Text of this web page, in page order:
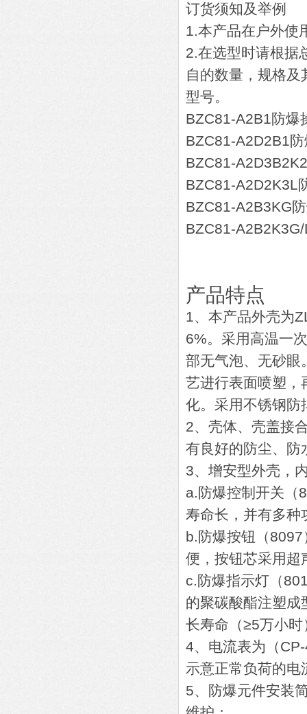
订货须知及举例
1.本产品在户外使
2.在选型时请根据
自的数量，规格
型号。
BZC81-A2B1防爆
BZC81-A2D2B1
BZC81-
BZC81-A2D2K3L
BZC81-A2B3KG
BZC81-
产品特点
1、本产品外壳为
6%。采用高温一
部无气泡、无砂眼
艺进行表面喷塑，
化。采用不锈钢防
2、壳体、壳盖接
有良好的防尘、防
3、增安型外壳，
a.防爆控制开关（
寿命长，并有多种
b.防爆按钮（
便，按钮芯采用超
c.防爆指示灯（
的聚碳酸酯注塑成
长寿命（≥5万小
4、电流表为（
示意正常负荷的电
5、防爆元件安装